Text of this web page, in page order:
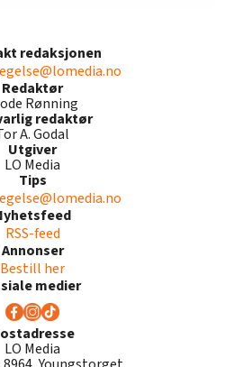
redaksjonen
Redaktør
Rønning
redaktør
A. Godal
Utgiver
LO Media
Tips
RSS-feed
Annonser
Bestill her
medier
LO Media